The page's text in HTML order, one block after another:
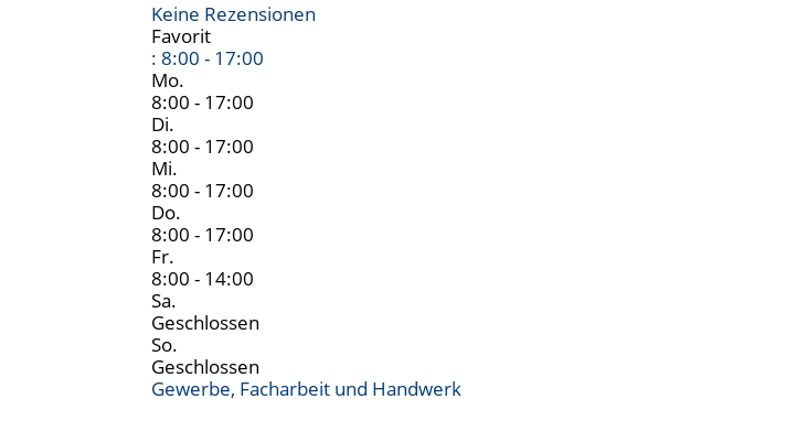
Keine Rezensionen
Favorit
: 8:00 - 17:00
Mo.
8:00 - 17:00
Di.
8:00 - 17:00
Mi.
8:00 - 17:00
Do.
8:00 - 17:00
Fr.
8:00 - 14:00
Sa.
Geschlossen
So.
Geschlossen
Gewerbe, Facharbeit und Handwerk